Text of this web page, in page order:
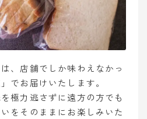
、店舗でしか味わえなかっ
でお届けいたします。
極力逃さずに遠方の方でも
をそのままにお楽しみいた